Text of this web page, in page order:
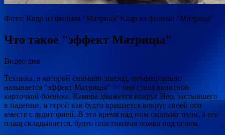
Фото: Кадр из фильма "Матрица"Кадр из фильма "Матрица"
Что такое "эффект Матрицы"
Видео дня
Техника, в которой снимали эпизод, неофициально
называется "эффект Матрицы" — она стала визитной
карточкой боевика. Камера движется вокруг Нео, застывшего
в падении, и герой как будто вращается вокруг своей оси
вместе с аудиторией. В это время над ним скользят пули, а его
плащ складывается, будто пластиковая ложка под огнем.